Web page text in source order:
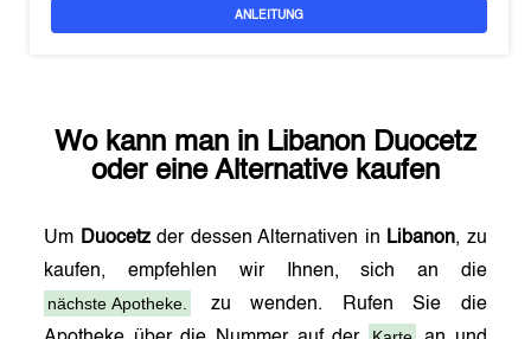
ANLEITUNG
Wo kann man in Libanon Duocetz
oder eine Alternative kaufen
Um Duocetzder dessen Alternativen in Libanon, zu
kaufen, empfehlen wir Ihnen, sich an die
nächste Apotheke.
zu wenden. Rufen Sie die